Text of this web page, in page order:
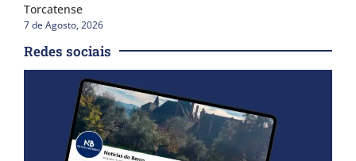
Torcatense
7 de Agosto, 2026
Redes sociais